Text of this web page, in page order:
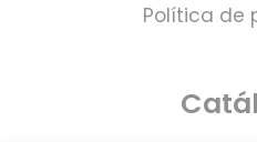
Política de